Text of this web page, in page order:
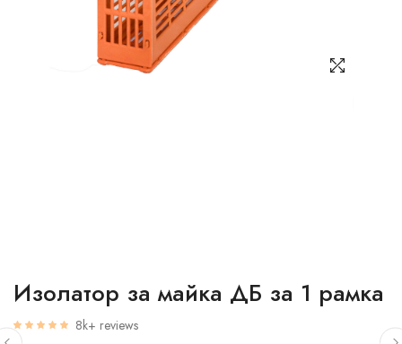
Изолатор за майка ДБ за 1 рамка
8k+ reviews